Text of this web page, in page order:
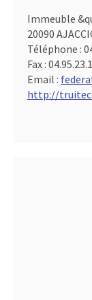
Immeuble
20090
Téléphone :
Fax :
Email :
http://